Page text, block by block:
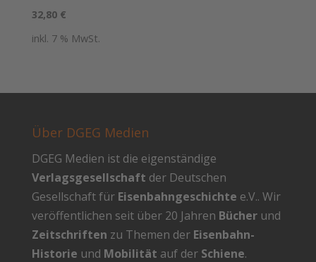
32,80 €
inkl. 7 % MwSt.
Über DGEG Medien
DGEG Medien ist die eigenständige
Verlagsgesellschaft der Deutschen
Gesellschaft für Eisenbahngeschichte e.V.. Wir
veröffentlichen seit über 20 Jahren Bücherund
Zeitschriften zu Themen der Eisenbahn-
Historie und Mobilität auf der Schiene.